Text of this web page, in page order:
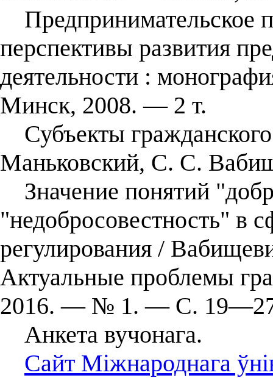
Предпринимательское
перспективы развития
деятельности :
Минск, 2008. — 2 т.
Субъекты
Маньковский, С. С.
Значение понятий
"недобросовестность" в
регулирования /
Актуальные проблемы
2016. — № 1. — С.
Анкета вучонага.
Сайт Міжнароднага